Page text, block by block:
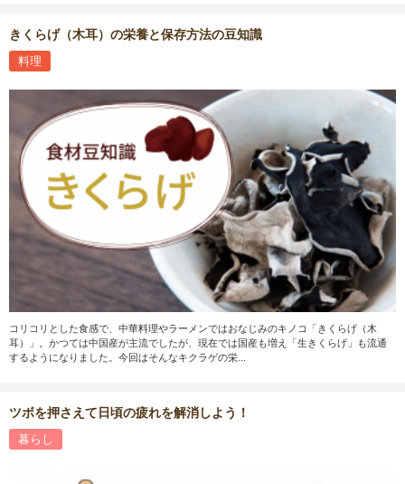
きくらげ（木耳）の栄養と保存方法の豆知識
料理
コリコリとした食感で、中華料理やラーメンではおなじみのキノコ「きくらげ（木
耳）」。かつては中国産が主流でしたが、現在では国産も増え「生きくらげ」も流通
するようになりました。今回はそんなキクラゲの栄...
ツボを押さえて日頃の疲れを解消しよう！
暮らし